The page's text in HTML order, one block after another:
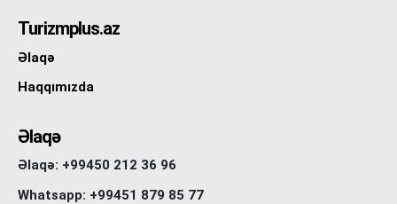
Turizmplus.az
Əlaqə
Haqqımızda
Əlaqə
Əlaqə: +99450 212 36 96
Whatsapp: +99451 879 85 77